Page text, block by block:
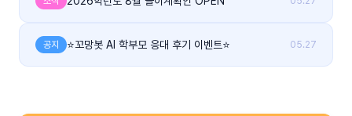
공지 ⭐꼬망봇 AI 학부모 응대 후기 이벤트⭐ 05.27